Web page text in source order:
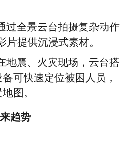
过全景云台拍摄复杂动作
片提供沉浸式素材。
地震、火灾现场，云台搭
可快速定位被困人员，
图。
趋势